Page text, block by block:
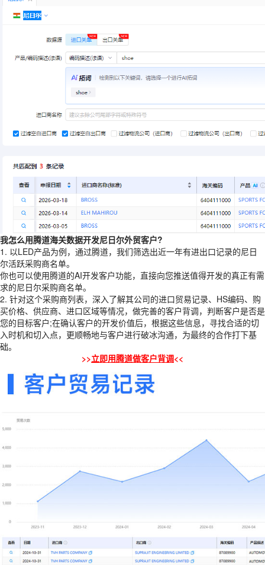
我怎么用腾道海关数据开发尼日尔外贸客户?
1. 以LED产品为例，通过腾道，我们筛选出近一年有进出口记录的尼日
尔活跃采购商名单。
你也可以使用腾道的AI开发客户功能，直接向您推送值得开发的真正有需
求的尼日尔采购商名单。
2. 针对这个采购商列表，深入了解其公司的进口贸易记录、HS编码、购
买价格、供应商、进口区域等情况，做完善的客户背调，判断客户是否是
您的目标客户;在确认客户的开发价值后，根据这些信息，寻找合适的切
入时机和切入点，更顺畅地与客户进行破冰沟通，为最终的合作打下基
础。
>>立即用腾道做客户背调<<